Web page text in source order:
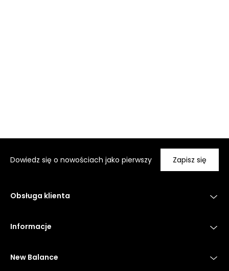
Dowiedz się o nowościach jako pierwszy Zapisz się
Obsługa klienta
Informacje
New Balance